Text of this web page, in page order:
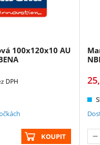
100x120x10 AU
DPH
KOUPIT